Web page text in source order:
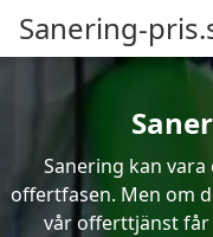
Sanering-
Sanering kan
offertfasen. Men om
vår offerttjänst får